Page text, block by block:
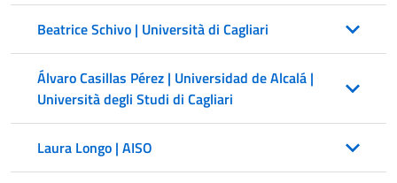
Beatrice Schivo | Università di Cagliari
Álvaro Casillas Pérez | Universidad de Alcalá |
Università degli Studi di Cagliari
Laura Longo | AISO